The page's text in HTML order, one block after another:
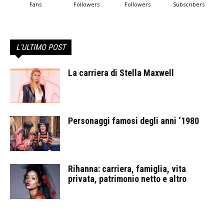
Fans Followers Followers Subscribers
L'ULTIMO POST
La carriera di Stella Maxwell
Personaggi famosi degli anni ‘1980
Rihanna: carriera, famiglia, vita
privata, patrimonio netto e altro